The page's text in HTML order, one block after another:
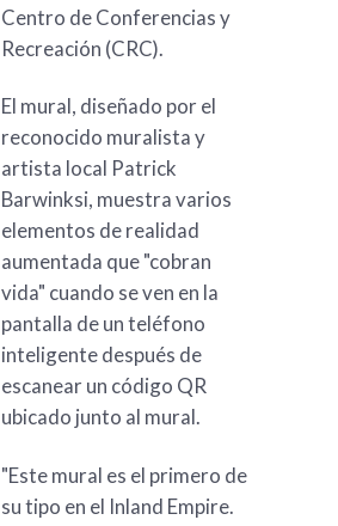
Centro de Conferencias y
Recreación (CRC).
El mural, diseñado por el
reconocido muralista y
artista local Patrick
Barwinksi, muestra varios
elementos de realidad
aumentada que "cobran
vida" cuando se ven en la
pantalla de un teléfono
inteligente después de
escanear un código QR
ubicado junto al mural.
"Este mural es el primero de
su tipo en el Inland Empire.